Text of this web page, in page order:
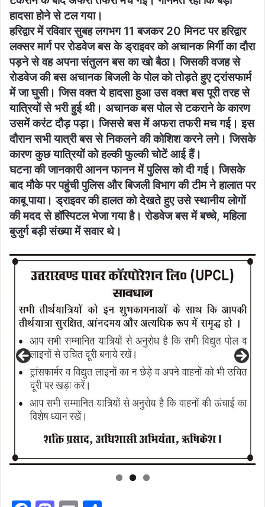
हादसा होने से टल गया।
हरिद्वार में रविवार सुबह लगभग 11 बजकर 20 मिनट पर हरिद्वार
लक्सर मार्ग पर रोडवेज बस के ड्राइवर को अचानक मिर्गी का दौरा
पड़ने से वह अपना संतुलन बस का खो बैठा। जिसकी वजह से
रोडवेज की बस अचानक बिजली के पोल को तोड़ते हुए ट्रांसफार्म
में जा घुसी। जिस वक्त ये हादसा हुआ उस वक्त बस पूरी तरह से
यात्रियों से भरी हुई थी। अचानक बस पोल से टकराने के कारण
उसमें करंट दौड़ पड़ा। जिससे बस में अफरा तफरी मच गई। इस
दौरान सभी यात्री बस से निकलने की कोशिश करने लगे। जिसके
कारण कुछ यात्रियों को हल्की फुल्की चोटें आई हैं।
घटना की जानकारी आनन फानन में पुलिस को दी गई। जिसके
बाद मौके पर पहुंची पुलिस और बिजली विभाग की टीम ने हालात पर
काबू पाया। ड्राइवर की हालत को देखते हुए उसे स्थानीय लोगों
की मदद से हॉस्पिटल भेजा गया है। रोडवेज बस में बच्चे, महिला
बुजुर्ग बड़ी संख्या में सवार थे।